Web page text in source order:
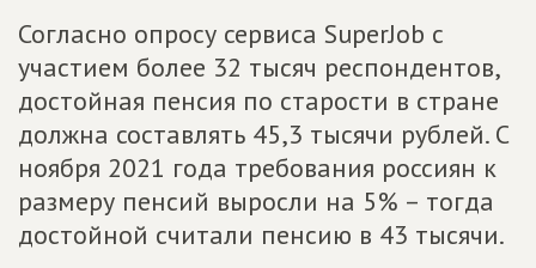
Согласно опросу сервиса SuperJob с
участием более 32 тысяч респондентов,
достойная пенсия по старости в стране
должна составлять 45,3 тысячи рублей. С
ноября 2021 года требования россиян к
размеру пенсий выросли на 5% – тогда
достойной считали пенсию в 43 тысячи.